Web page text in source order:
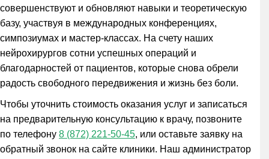
совершенствуют и обновляют навыки и теоретическую
базу, участвуя в международных конференциях,
симпозиумах и мастер-классах. На счету наших
нейрохирургов сотни успешных операций и
благодарностей от пациентов, которые снова обрели
радость свободного передвижения и жизнь без боли.
Чтобы уточнить стоимость оказания услуг и записаться
на предварительную консультацию к врачу, позвоните
по телефону 8 (872) 221-50-45, или оставьте заявку на
обратный звонок на сайте клиники. Наш администратор